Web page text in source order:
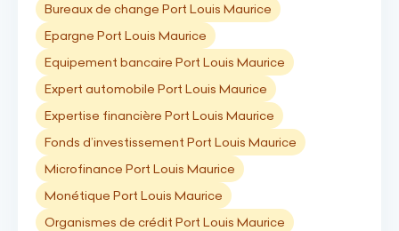
Bureaux de change Port Louis Maurice
Epargne Port Louis Maurice
Equipement bancaire Port Louis Maurice
Expert automobile Port Louis Maurice
Expertise financière Port Louis Maurice
Fonds d’investissement Port Louis Maurice
Microfinance Port Louis Maurice
Monétique Port Louis Maurice
Organismes de crédit Port Louis Maurice